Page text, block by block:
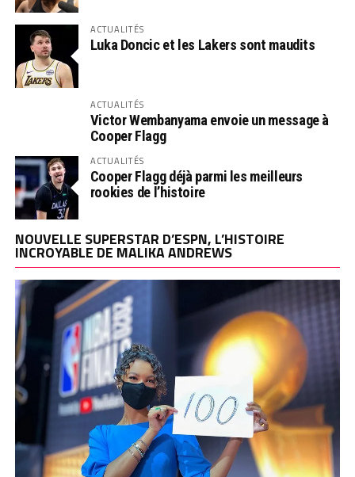
ACTUALITÉS
Luka Doncic et les Lakers sont maudits
ACTUALITÉS
Victor Wembanyama envoie un message à
Cooper Flagg
ACTUALITÉS
Cooper Flagg déjà parmi les meilleurs
rookies de l’histoire
NOUVELLE SUPERSTAR D’ESPN, L’HISTOIRE
INCROYABLE DE MALIKA ANDREWS